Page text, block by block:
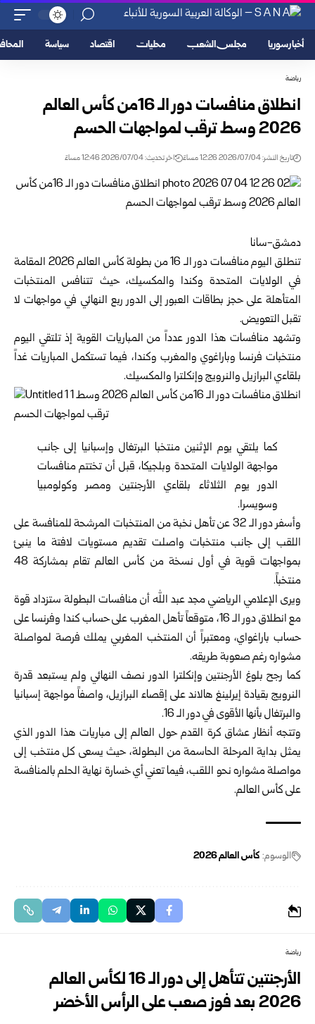
أخبار سوريا مجلس الشعب محليات اقتصاد سياسة
رياضة
انطلاق منافسات دور الـ 16من كأس العالم
2026 وسط ترقب لمواجهات الحسم
تاريخ النشر: 2026/07/04 12:26 مساءً اخر تحديث: 2026/07/04 12:46 مساءً
دمشق-سانا
تنطلق اليوم منافسات دور الـ 16 من بطولة كأس العالم 2026 المقامة
في الولايات المتحدة وكندا والمكسيك، حيث تتنافس المنتخبات
المتأهلة على حجز بطاقات العبور إلى الدور ربع النهائي في مواجهات لا
تقبل التعويض.
وتشهد منافسات هذا الدور عدداً من المباريات القوية إذ تلتقي اليوم
منتخبات فرنسا وباراغوي والمغرب وكندا، فيما تستكمل المباريات غداً
بلقاءي البرازيل والنرويج وإنكلترا والمكسيك.
كما يلتقي يوم الإثنين منتخبا البرتغال وإسبانيا إلى جانب
مواجهة الولايات المتحدة وبلجيكا، قبل أن تختتم منافسات
الدور يوم الثلاثاء بلقاءي الأرجنتين ومصر وكولومبيا
وسويسرا.
وأسفر دور الـ 32 عن تأهل نخبة من المنتخبات المرشحة للمنافسة على
اللقب إلى جانب منتخبات واصلت تقديم مستويات لافتة ما ينبئ
بمواجهات قوية في أول نسخة من كأس العالم تقام بمشاركة 48
منتخباً.
ويرى الإعلامي الرياضي مجد عبد الله أن منافسات البطولة ستزداد قوة
مع انطلاق دور الـ 16، متوقعاً تأهل المغرب على حساب كندا وفرنسا على
حساب باراغواي، ومعتبراً أن المنتخب المغربي يملك فرصة لمواصلة
مشواره رغم صعوبة طريقه.
كما رجح بلوغ الأرجنتين وإنكلترا الدور نصف النهائي ولم يستبعد قدرة
النرويج بقيادة إيرلينغ هالاند على إقصاء البرازيل، واصفاً مواجهة إسبانيا
والبرتغال بأنها الأقوى في دور الـ 16.
وتتجه أنظار عشاق كرة القدم حول العالم إلى مباريات هذا الدور الذي
يمثل بداية المرحلة الحاسمة من البطولة، حيث يسعى كل منتخب إلى
مواصلة مشواره نحو اللقب، فيما تعني أي خسارة نهاية الحلم بالمنافسة
على كأس العالم.
الوسوم: كأس العالم 2026
رياضة
الأرجنتين تتأهل إلى دور الـ 16 لكأس العالم
2026 بعد فوز صعب على الرأس الأخضر